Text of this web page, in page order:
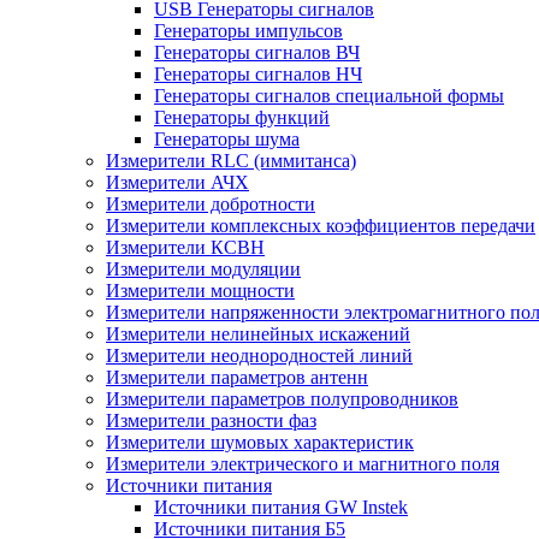
USB Генераторы сигналов
Генераторы импульсов
Генераторы сигналов ВЧ
Генераторы сигналов НЧ
Генераторы сигналов специальной формы
Генераторы функций
Генераторы шума
Измерители RLC (иммитанса)
Измерители АЧХ
Измерители добротности
Измерители комплексных коэффициентов передачи
Измерители КСВН
Измерители модуляции
Измерители мощности
Измерители напряженности электромагнитного
Измерители нелинейных искажений
Измерители неоднородностей линий
Измерители параметров антенн
Измерители параметров полупроводников
Измерители разности фаз
Измерители шумовых характеристик
Измерители электрического и магнитного поля
Источники питания
Источники питания GW Instek
Источники питания Б5